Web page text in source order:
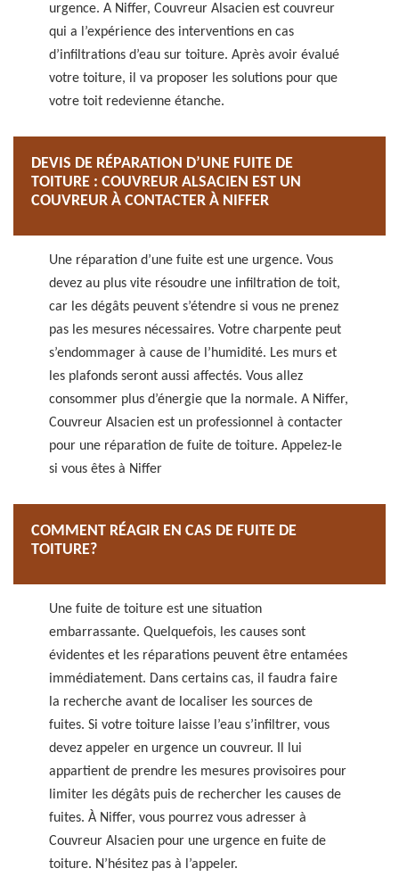
urgence. A Niffer, Couvreur Alsacien est couvreur
qui a l’expérience des interventions en cas
d’infiltrations d’eau sur toiture. Après avoir évalué
votre toiture, il va proposer les solutions pour que
votre toit redevienne étanche.
DEVIS DE RÉPARATION D’UNE FUITE DE
TOITURE : COUVREUR ALSACIEN EST UN
COUVREUR À CONTACTER À NIFFER
Une réparation d’une fuite est une urgence. Vous
devez au plus vite résoudre une infiltration de toit,
car les dégâts peuvent s’étendre si vous ne prenez
pas les mesures nécessaires. Votre charpente peut
s’endommager à cause de l’humidité. Les murs et
les plafonds seront aussi affectés. Vous allez
consommer plus d’énergie que la normale. A Niffer,
Couvreur Alsacien est un professionnel à contacter
pour une réparation de fuite de toiture. Appelez-le
si vous êtes à Niffer
COMMENT RÉAGIR EN CAS DE FUITE DE
TOITURE?
Une fuite de toiture est une situation
embarrassante. Quelquefois, les causes sont
évidentes et les réparations peuvent être entamées
immédiatement. Dans certains cas, il faudra faire
la recherche avant de localiser les sources de
fuites. Si votre toiture laisse l’eau s’infiltrer, vous
devez appeler en urgence un couvreur. Il lui
appartient de prendre les mesures provisoires pour
limiter les dégâts puis de rechercher les causes de
fuites. À Niffer, vous pourrez vous adresser à
Couvreur Alsacien pour une urgence en fuite de
toiture. N’hésitez pas à l’appeler.